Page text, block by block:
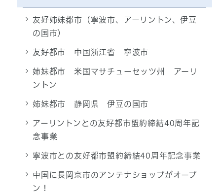
友好姉妹都市（寧波市、アーリントン、伊豆
の国市）
友好都市 中国浙江省 寧波市
姉妹都市 米国マサチューセッツ州 アーリ
ントン
姉妹都市 静岡県 伊豆の国市
アーリントンとの友好都市盟約締結40周年記
念事業
寧波市との友好都市盟約締結40周年記念事業
中国に長岡京市のアンテナショップがオープ
ン！